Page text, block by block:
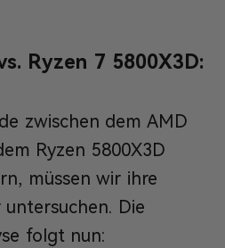
Ryzen 7 5800X3D:
zwischen dem AMD
Ryzen 5800X3D
müssen wir ihre
Die
folgt nun: